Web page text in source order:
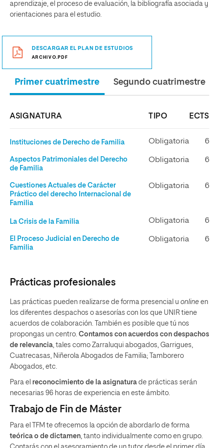
aprendizaje, el proceso de evaluación, la bibliografía asociada y
orientaciones para el estudio.
DESCARGAR EL PLAN DE ESTUDIOS
ARCHIVO.PDF
Primer cuatrimestre Segundo cuatrimestre
ASIGNATURA TIPO ECTS
Instituciones de Derecho de Familia Obligatoria 6
Aspectos Patrimoniales del Derecho
de Familia
Obligatoria 6
Cuestiones Actuales de Carácter
Práctico del derecho Internacional de
Familia
Obligatoria 6
La Crisis de la Familia Obligatoria 6
El Proceso Judicial en Derecho de
Familia
Obligatoria 6
Prácticas profesionales
Las prácticas pueden realizarse de forma presencial u online en
los diferentes despachos o asesorías con los que UNIR tiene
acuerdos de colaboración. También es posible que tú nos
propongas un centro. Contamos con acuerdos con despachos
de relevancia, tales como Zarraluqui abogados, Garrigues,
Cuatrecasas, Niñerola Abogados de Familia; Tamborero
Abogados, etc.
Para el reconocimiento de la asignatura de prácticas serán
necesarias 96 horas de experiencia en este ámbito.
Trabajo de Fin de Máster
Para el TFM te ofrecemos la opción de abordarlo de forma
teórica o de dictamen, tanto individualmente como en grupo.